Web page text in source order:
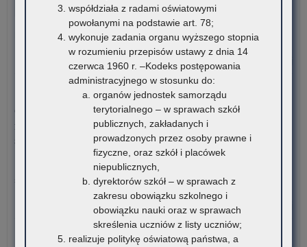
Komitet Główny Ogólnopolskiej Olimpiady Wiedzy
o Procesie Inwestycyjno-Budowlanym przekazuje
harmonogram…
5 sierpnia 2026
Ogłoszenie o naborze kandydatów na stanowisko doradcy
metodycznego dla nauczycieli szkół i placówek znajdujących
się na terenie województwa małopolskiego
Kuratorium Oświaty w Krakowie ogłasza nabór kandydatów na
stanowisko doradców…
Czytaj więcej
5 sierpnia 2026
współdziała z radami oświatowymi
powołanymi na podstawie art. 78;
wykonuje zadania organu wyższego stopnia
w rozumieniu przepisów ustawy z dnia 14
czerwca 1960 r. –Kodeks postępowania
administracyjnego w stosunku do:
organów jednostek samorządu
terytorialnego – w sprawach szkół
publicznych, zakładanych i
prowadzonych przez osoby prawne i
fizyczne, oraz szkół i placówek
niepublicznych,
dyrektorów szkół – w sprawach z
zakresu obowiązku szkolnego i
obowiązku nauki oraz w sprawach
skreślenia uczniów z listy uczniów;
realizuje politykę oświatową państwa, a